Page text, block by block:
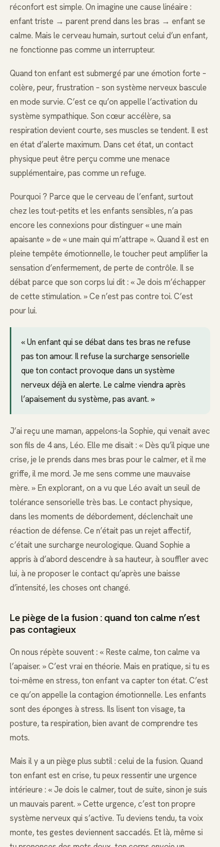
réconfort est simple. On imagine une cause linéaire :
enfant triste → parent prend dans les bras → enfant se
calme. Mais le cerveau humain, surtout celui d’un enfant,
ne fonctionne pas comme un interrupteur.
Quand ton enfant est submergé par une émotion forte –
colère, peur, frustration – son système nerveux bascule
en mode survie. C’est ce qu’on appelle l’activation du
système sympathique. Son cœur accélère, sa
respiration devient courte, ses muscles se tendent. Il est
en état d’alerte maximum. Dans cet état, un contact
physique peut être perçu comme une menace
supplémentaire, pas comme un refuge.
Pourquoi ? Parce que le cerveau de l’enfant, surtout
chez les tout-petits et les enfants sensibles, n’a pas
encore les connexions pour distinguer « une main
apaisante » de « une main qui m’attrape ». Quand il est en
pleine tempête émotionnelle, le toucher peut amplifier la
sensation d’enfermement, de perte de contrôle. Il se
débat parce que son corps lui dit : « Je dois m’échapper
de cette stimulation. » Ce n’est pas contre toi. C’est
pour lui.
« Un enfant qui se débat dans tes bras ne refuse
pas ton amour. Il refuse la surcharge sensorielle
que ton contact provoque dans un système
nerveux déjà en alerte. Le calme viendra après
l’apaisement du système, pas avant. »
J’ai reçu une maman, appelons-la Sophie, qui venait avec
son fils de 4 ans, Léo. Elle me disait : « Dès qu’il pique une
crise, je le prends dans mes bras pour le calmer, et il me
griffe, il me mord. Je me sens comme une mauvaise
mère. » En explorant, on a vu que Léo avait un seuil de
tolérance sensorielle très bas. Le contact physique,
dans les moments de débordement, déclenchait une
réaction de défense. Ce n’était pas un rejet affectif,
c’était une surcharge neurologique. Quand Sophie a
appris à d’abord descendre à sa hauteur, à souffler avec
lui, à ne proposer le contact qu’après une baisse
d’intensité, les choses ont changé.
Le piège de la fusion : quand ton calme n’est
pas contagieux
On nous répète souvent : « Reste calme, ton calme va
l’apaiser. » C’est vrai en théorie. Mais en pratique, si tu es
toi-même en stress, ton enfant va capter ton état. C’est
ce qu’on appelle la contagion émotionnelle. Les enfants
sont des éponges à stress. Ils lisent ton visage, ta
posture, ta respiration, bien avant de comprendre tes
mots.
Mais il y a un piège plus subtil : celui de la fusion. Quand
ton enfant est en crise, tu peux ressentir une urgence
intérieure : « Je dois le calmer, tout de suite, sinon je suis
un mauvais parent. » Cette urgence, c’est ton propre
système nerveux qui s’active. Tu deviens tendu, ta voix
monte, tes gestes deviennent saccadés. Et là, même si